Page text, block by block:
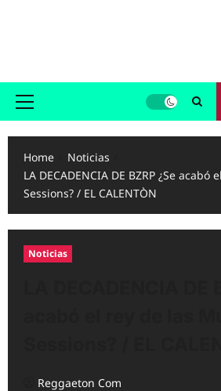
Primary
Home
Noticias
LA DECADENCIA DE BZRP ¿Se
Sessions? / EL CALENTÒN
Noticias
Reggaeton Com